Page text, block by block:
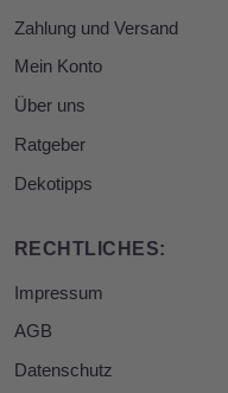
Zahlung und Versand
Mein Konto
Über uns
Ratgeber
Dekotipps
RECHTLICHES:
Impressum
AGB
Datenschutz